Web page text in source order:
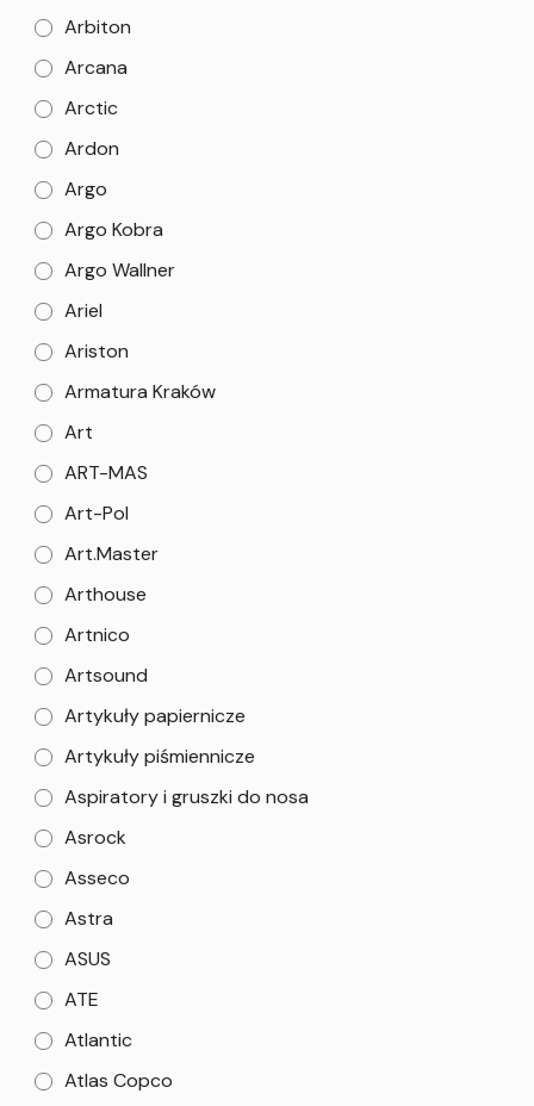
Arbiton
Arcana
Arctic
Ardon
Argo
Argo Kobra
Argo Wallner
Ariel
Ariston
Armatura Kraków
Art
ART-MAS
Art-Pol
Art.Master
Arthouse
Artnico
Artsound
Artykuły papiernicze
Artykuły piśmiennicze
Aspiratory i gruszki do nosa
Asrock
Asseco
Astra
ASUS
ATE
Atlantic
Atlas Copco